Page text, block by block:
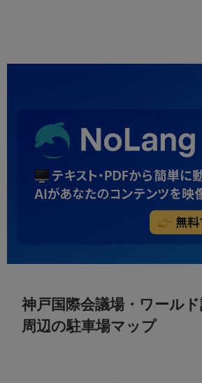
神戸国際会議場・ワールド
周辺の駐車場マップ